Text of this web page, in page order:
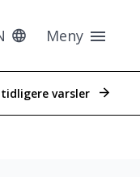
Meny
tidligere varsler